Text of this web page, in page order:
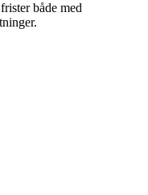
både med